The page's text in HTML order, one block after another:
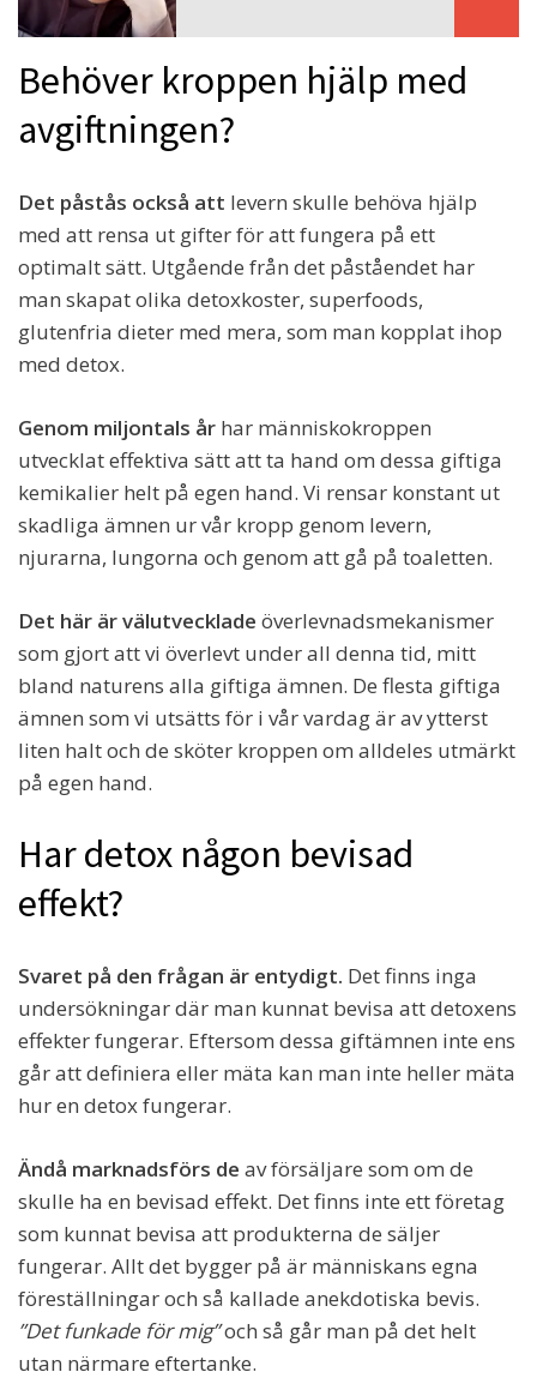
Behöver kroppen hjälp med
avgiftningen?
Det påstås också att levern skulle behöva hjälp
med att rensa ut gifter för att fungera på ett
optimalt sätt. Utgående från det påståendet har
man skapat olika detoxkoster, superfoods,
glutenfria dieter med mera, som man kopplat ihop
med detox.
Genom miljontals år har människokroppen
utvecklat effektiva sätt att ta hand om dessa giftiga
kemikalier helt på egen hand. Vi rensar konstant ut
skadliga ämnen ur vår kropp genom levern,
njurarna, lungorna och genom att gå på toaletten.
Det här är välutvecklade överlevnadsmekanismer
som gjort att vi överlevt under all denna tid, mitt
bland naturens alla giftiga ämnen. De flesta giftiga
ämnen som vi utsätts för i vår vardag är av ytterst
liten halt och de sköter kroppen om alldeles utmärkt
på egen hand.
Har detox någon bevisad
effekt?
Svaret på den frågan är entydigt. Det finns inga
undersökningar där man kunnat bevisa att detoxens
effekter fungerar. Eftersom dessa giftämnen inte ens
går att definiera eller mäta kan man inte heller mäta
hur en detox fungerar.
Ändå marknadsförs de av försäljare som om de
skulle ha en bevisad effekt. Det finns inte ett företag
som kunnat bevisa att produkterna de säljer
fungerar. Allt det bygger på är människans egna
föreställningar och så kallade anekdotiska bevis.
”Det funkade för mig”och så går man på det helt
utan närmare eftertanke.